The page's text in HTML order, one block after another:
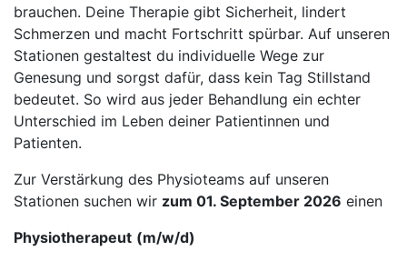
brauchen. Deine Therapie gibt Sicherheit, lindert
Schmerzen und macht Fortschritt spürbar. Auf unseren
Stationen gestaltest du individuelle Wege zur
Genesung und sorgst dafür, dass kein Tag Stillstand
bedeutet. So wird aus jeder Behandlung ein echter
Unterschied im Leben deiner Patientinnen und
Patienten.
Zur Verstärkung des Physioteams auf unseren
Stationen suchen wir zum 01. September 2026 einen
Physiotherapeut (m/w/d)